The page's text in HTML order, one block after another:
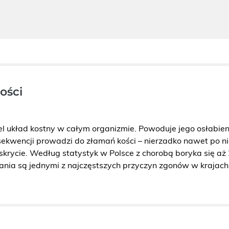
kost­ny w całym or­ga­ni­zmie. Po­wo­du­je jego
pro­wa­dzi do zła­mań kości – nie­rzad­ko nawet po
We­dług sta­ty­styk w Pol­sce z cho­ro­bą bo­ry­ka się aż
są jed­ny­mi z naj­częst­szych przy­czyn zgo­nów w kra­jach